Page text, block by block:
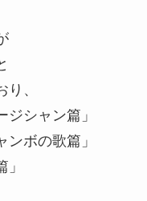
、
ジシャン篇」
ンボの歌篇」
」